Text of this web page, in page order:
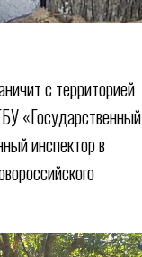
с территорией
«Государственный
инспектор в